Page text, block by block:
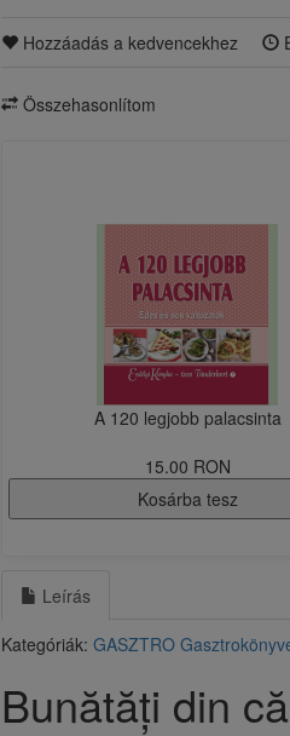
Hozzáadás a kedvencekhez
Összehasonlítom
A 120 legjobb palacsinta
15.00 RON
Kosárba tesz
Leírás
Kategóriák: GASZTRO
Bunătăți din